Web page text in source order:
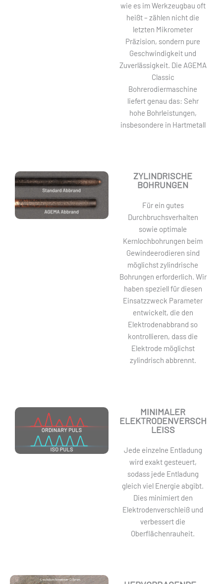
wie es im Werkzeugbau oft
heißt – zählen nicht die
letzten Mikrometer
Präzision, sondern pure
Geschwindigkeit und
Zuverlässigkeit. Die AGEMA
Classic
Bohrerodiermaschine
liefert genau das: Sehr
hohe Bohrleistungen,
insbesondere in Hartmetall
ZYLINDRISCHE
BOHRUNGEN
Für ein gutes
Durchbruchsverhalten
sowie optimale
Kernlochbohrungen beim
Gewindeerodieren sind
möglichst zylindrische
Bohrungen erforderlich. Wir
haben speziell für diesen
Einsatzzweck Parameter
entwickelt, die den
Elektrodenabbrand so
kontrollieren, dass die
Elektrode möglichst
zylindrisch abbrennt.
MINIMALER
ELEKTRODENVERSCH
LEISS
Jede einzelne Entladung
wird exakt gesteuert,
sodass jede Entladung
gleich viel Energie abgibt.
Dies minimiert den
Elektrodenverschleiß und
verbessert die
Oberflächenrauheit.